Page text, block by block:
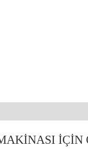
İÇİN